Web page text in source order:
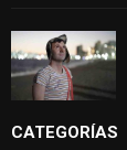
CATEGORÍAS